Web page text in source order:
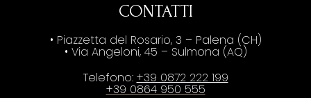
CONTATTI
• Piazzetta del Rosario, 3 – Palena (CH)
• Via Angeloni, 45 – Sulmona (AQ)
Telefono: +39 0872 222 199
+39 0864 950 555